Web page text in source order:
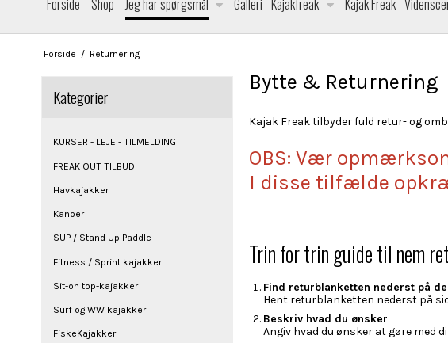
Forside Shop Jeg har spørgsmål Galleri - Kajakfreak Kajak Freak -
Forside / Returnering
Kategorier
KURSER - LEJE - TILMELDING
FREAK OUT TILBUD
Havkajakker
Kanoer
SUP / Stand Up Paddle
Fitness / Sprint kajakker
Sit-on top-kajakker
Surf og WW kajakker
FiskeKajakker
Bytte & Returnering
Kajak Freak tilbyder fuld retur- og
OBS: Vær
I disse tilfælde
Trin for trin guide til nem
Find returblanketten nederst på
Hent returblanketten nederst på
Beskriv hvad du ønsker
Angiv hvad du ønsker at gøre med